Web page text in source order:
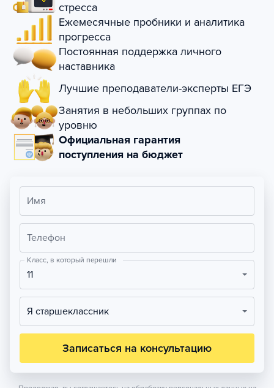
стресса
Ежемесячные пробники и аналитика
прогресса
Постоянная поддержка личного
наставника
Лучшие преподаватели-эксперты ЕГЭ
Занятия в небольших группах по
уровню
Официальная гарантия
поступления на бюджет
Имя
Телефон
Класс, в который перешли
11
Я старшеклассник
Записаться на консультацию